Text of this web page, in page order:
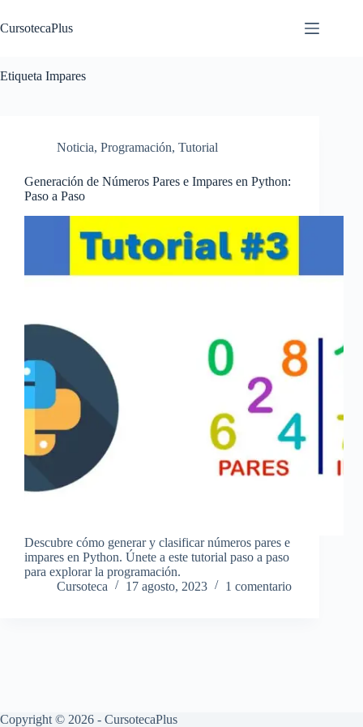
al
contenido
CursotecaPlus
Etiqueta Impares
Noticia, Programación, Tutorial
Generación de Números Pares e Impares en Python:
Paso a Paso
Descubre cómo generar y clasificar números pares e
impares en Python. Únete a este tutorial paso a paso
para explorar la programación.
Cursoteca
17 agosto, 2023 1 comentario
Copyright © 2026 - CursotecaPlus